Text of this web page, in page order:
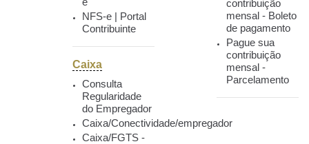
NFS-e | Portal
Contribuinte
Caixa
Consulta
Regularidade
do Empregador
Caixa/Conectividade/empregador
Caixa/FGTS -
contribuição
mensal - Boleto
de pagamento
Pague sua
contribuição
mensal -
Parcelamento